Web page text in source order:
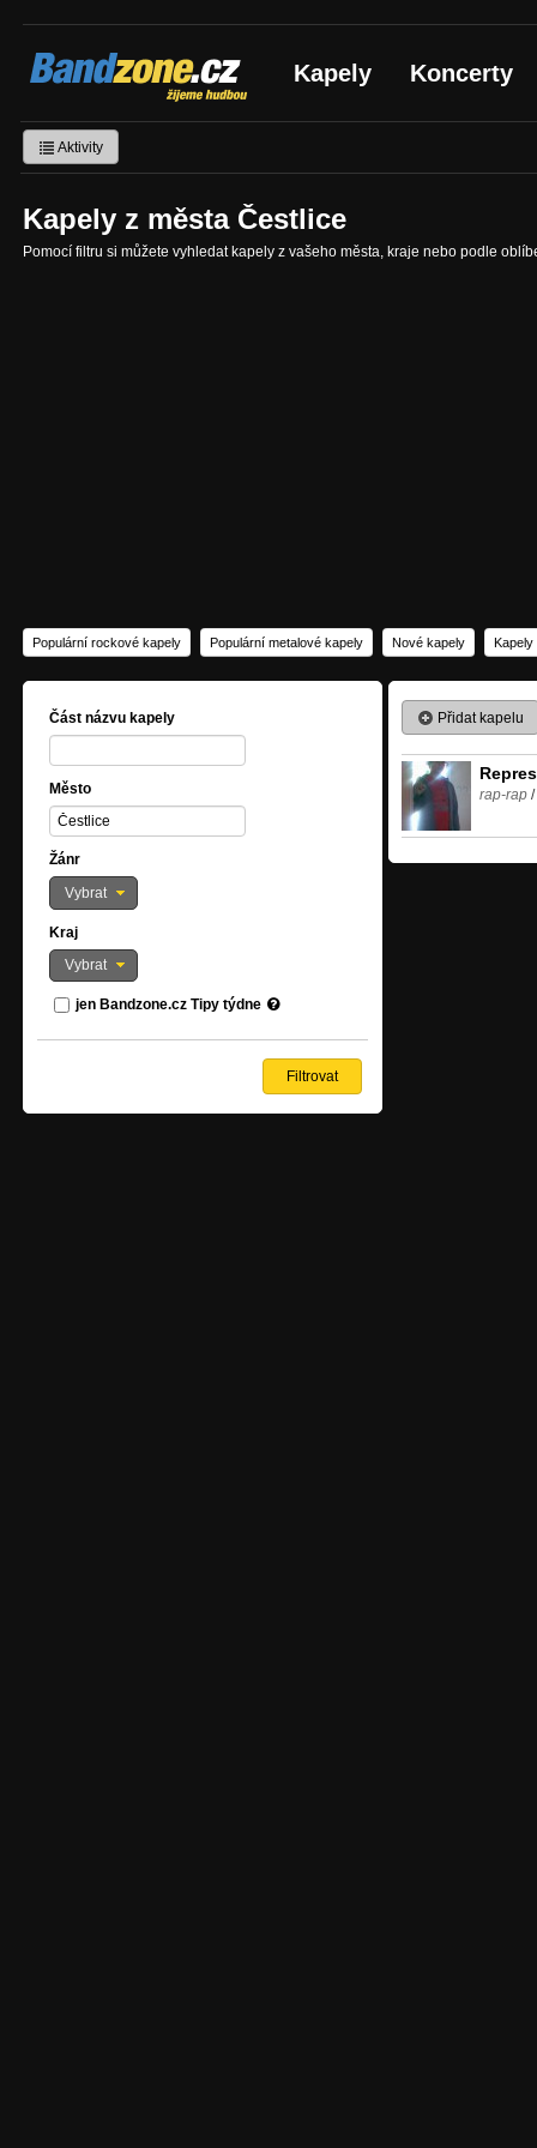
Bandzone.cz
žijeme hudbou Kapely Koncerty
Aktivity
Kapely z města Čestlice
Pomocí filtru si můžete vyhledat kapely z vašeho města, kraje nebo podle
Populární rockové kapely Populární metalové kapely Nové kapely Kapely
Část názvu kapely
Město
Žánr
Vybrat
Kraj
Vybrat
jen Bandzone.cz Tipy týdne
Přidat kapelu
rap-rap /